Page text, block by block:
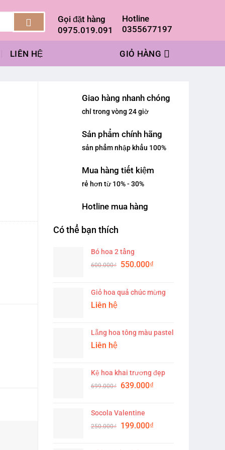
Gọi đặt hàng
0975.019.091
Hotline
0355677197
LIÊN HỆ GIỎ HÀNG
Giao hàng nhanh chóng
chỉ trong vòng 24 giờ
Sản phẩm chính hãng
sản phẩm nhập khẩu 100%
Mua hàng tiết kiệm
rẻ hơn từ 10% - 30%
Hotline mua hàng
Có thể bạn thích
Bó hoa 2 tầng
600.000₫
Original
600.000₫.
550.000₫Current
550.000₫.
Giỏ hoa quả chúc mừng
Liên hệ
Lẵng hoa tông màu pastel
Liên hệ
Kệ hoa khai trương đẹp
699.000₫
Original
699.000₫.
639.000₫Current
Socola Valentine
250.000₫
Original
199.000₫Current